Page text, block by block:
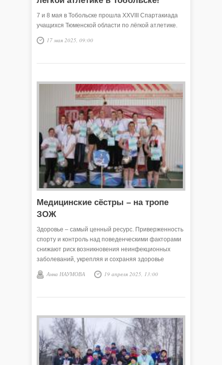
7 и 8 мая в Тобольске прошла XXVIII Спартакиада
учащихся Тюменской области по лёгкой атлетике.
17 мая 2025, 09:00
Медицинские сёстры – на тропе
ЗОЖ
Здоровье – самый ценный ресурс. Приверженность
спорту и контроль над поведенческими факторами
снижают риск возникновения неинфекционных
заболеваний, укрепляя и сохраняя здоровье
человека. 7 апреля отмечается Всемирный день
здоровья, который проводится в России уже 75 лет.
Анна НАУМОВА 19 апреля 2025, 13:00